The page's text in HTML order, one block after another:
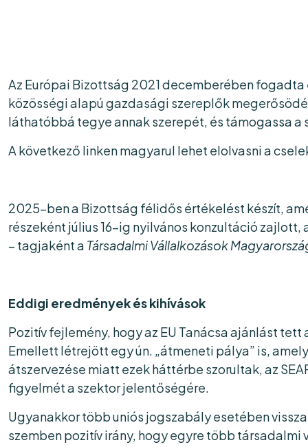
Az Európai Bizottság 2021 decemberében
közösségi alapú gazdasági szereplők
láthatóbbá tegye annak szerepét, és támogassa
A következő linken magyarul lehet elolvasni a
2025-ben a Bizottság félidős értékelést készít,
részeként július 16-ig nyilvános konzultáció zajlott,
– tagjaként a Társadalmi Vállalkozások
Eddigi eredmények és kihívások
Pozitív fejlemény, hogy az EU Tanácsa ajánlást
Emellett létrejött egy ún. „átmeneti pálya” is,
átszervezése miatt ezek háttérbe szorultak, az
figyelmét a szektor jelentőségére.
Ugyanakkor több uniós jogszabály esetében
szemben pozitív irány, hogy egyre több